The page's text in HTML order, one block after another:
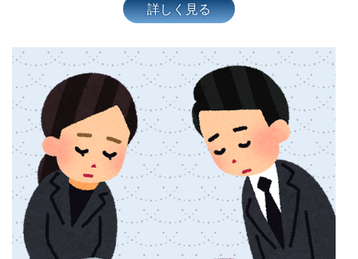
詳しく見る